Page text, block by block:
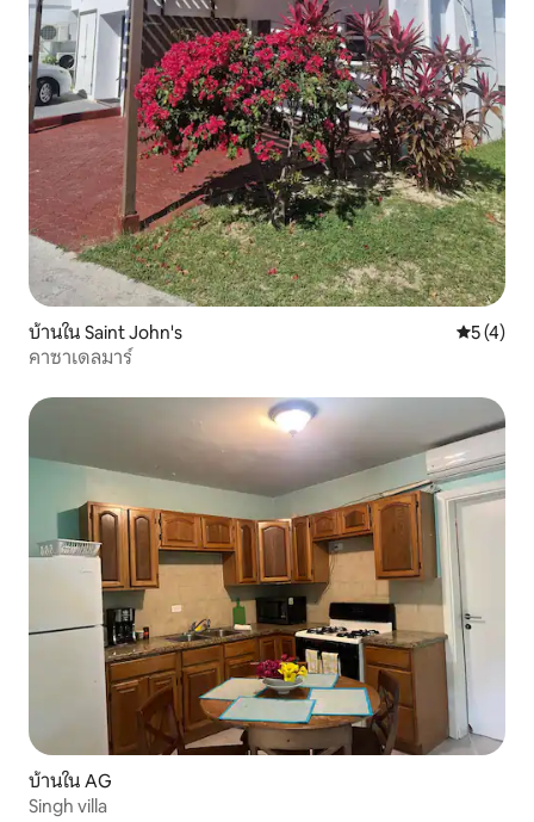
บ้านใน Saint John's คะแนนเฉ
5 (4)
คาซาเดลมาร์
บ้านใน AG
Singh villa